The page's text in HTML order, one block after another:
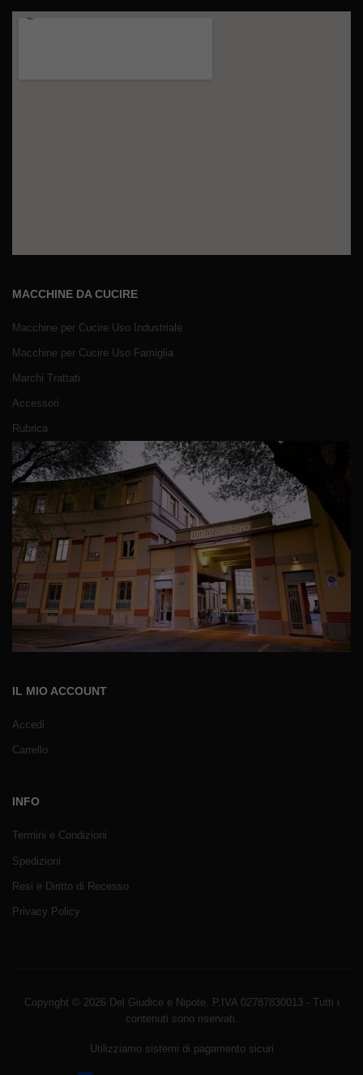
MACCHINE DA CUCIRE
Macchine per Cucire Uso Industriale
Macchine per Cucire Uso Famiglia
Marchi Trattati
Accessori
Rubrica
IL MIO ACCOUNT
Accedi
Carrello
INFO
Termini e Condizioni
Spedizioni
Resi e Diritto di Recesso
Privacy Policy
Copyright © 2026 Del Giudice e Nipote. P.IVA 02787830013 - Tutti i
contenuti sono riservati.
Utilizziamo sistemi di pagamento sicuri